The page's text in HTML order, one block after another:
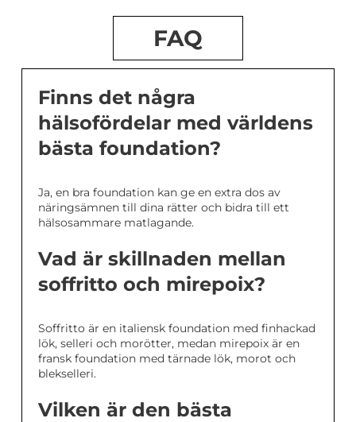
FAQ
Finns det några
hälsofördelar med världens
bästa foundation?
Ja, en bra foundation kan ge en extra dos av
näringsämnen till dina rätter och bidra till ett
hälsosammare matlagande.
Vad är skillnaden mellan
soffritto och mirepoix?
Soffritto är en italiensk foundation med finhackad
lök, selleri och morötter, medan mirepoix är en
fransk foundation med tärnade lök, morot och
blekselleri.
Vilken är den bästa